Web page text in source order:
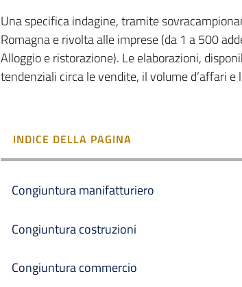
Una specifica indagine, tramite
Romagna e rivolta alle imprese (da 1 a 500
Alloggio e ristorazione). Le elaborazioni,
tendenziali circa le vendite, il volume d’affari e
INDICE DELLA PAGINA
Congiuntura manifatturiero
Congiuntura costruzioni
Congiuntura commercio